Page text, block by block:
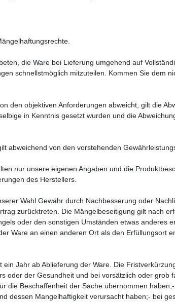
die Ware bei Lieferung umgehend auf
schnellstmöglich mitzuteilen. Kommen Sie dem
den objektiven Anforderungen abweicht, gilt die
in Kenntnis gesetzt wurden und die
abweichend von den vorstehenden
nur unsere eigenen Angaben und die
des Herstellers.
Wahl Gewähr durch Nachbesserung oder
zurücktreten. Die Mängelbeseitigung gilt nach
oder den sonstigen Umständen etwas anderes
Ware an einen anderen Ort als den Erfüllungsort
Jahr ab Ablieferung der Ware. Die
oder der Gesundheit und bei vorsätzlich oder
die Beschaffenheit der Sache übernommen
dessen Mangelhaftigkeit verursacht haben;- bei